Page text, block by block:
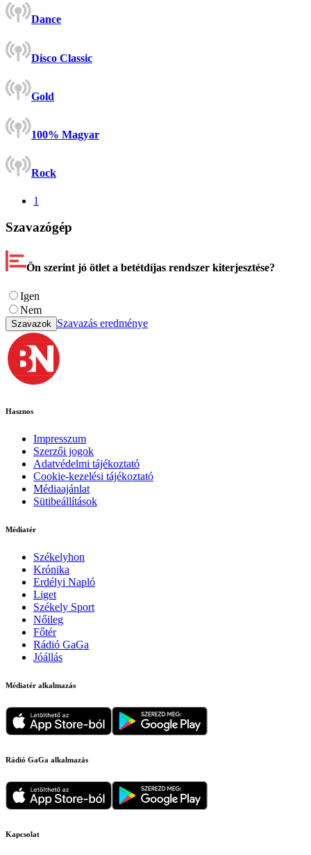
Dance
Disco Classic
Gold
100% Magyar
Rock
1
Szavazógép
Ön szerint jó ötlet a betétdíjas rendszer kiterjesztése?
Igen
Nem
Szavazok Szavazás eredménye
Hasznos
Impresszum
Szerzői jogok
Adatvédelmi tájékoztató
Cookie-kezelési tájékoztató
Médiaajánlat
Sütibeállítások
Médiatér
Székelyhon
Krónika
Erdélyi Napló
Liget
Székely Sport
Nőileg
Főtér
Rádió GaGa
Jóállás
Médiatér alkalmazás
Rádió GaGa alkalmazás
Kapcsolat